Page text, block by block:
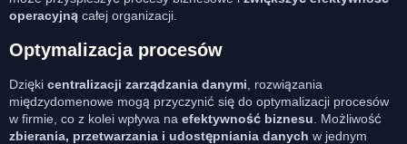
operacyjną całej organizacji.
Optymalizacja procesów
Dzięki centralizacji zarządzania danymi , rozwiązania
międzydomenowe mogą przyczynić się do optymalizacji procesów
w firmie, co z kolei wpływa na efektywność biznesu . Możliwość
zbierania, przetwarzania i udostępniania danych w jednym